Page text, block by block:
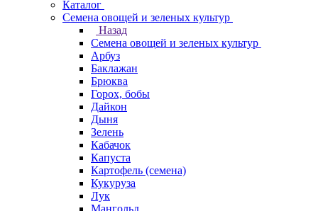
Каталог
Семена овощей и зеленых культур
Назад
Семена овощей и зеленых культур
Арбуз
Баклажан
Брюква
Горох, бобы
Дайкон
Дыня
Зелень
Кабачок
Капуста
Картофель (семена)
Кукуруза
Лук
Мангольд